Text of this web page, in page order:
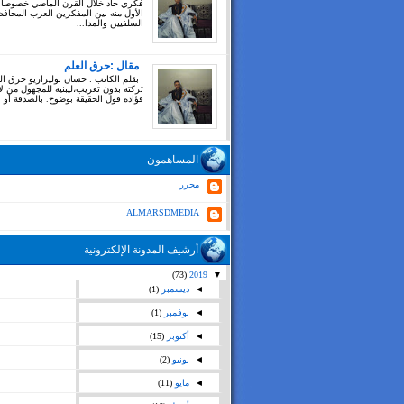
فكري حاد خلال القرن الماضي
الأول منه بين المفكرين العرب
السلفيين والمدا...
مقال :حرق العلم
بقلم الكاتب : حسان بوليزاريو حرق
تركته بدون تعريب،ليبنيه للمجهول من
فؤاده قول الحقيقة بوضوح. بالصدفة أو
المساهمون
محرر
ALMARSDMEDIA
أرشيف المدونة الإلكترونية
▼
2019
(73)
◄ ديسمبر (1)
◄ نوفمبر (1)
◄ أكتوبر (15)
◄ يونيو (2)
◄ مايو (11)